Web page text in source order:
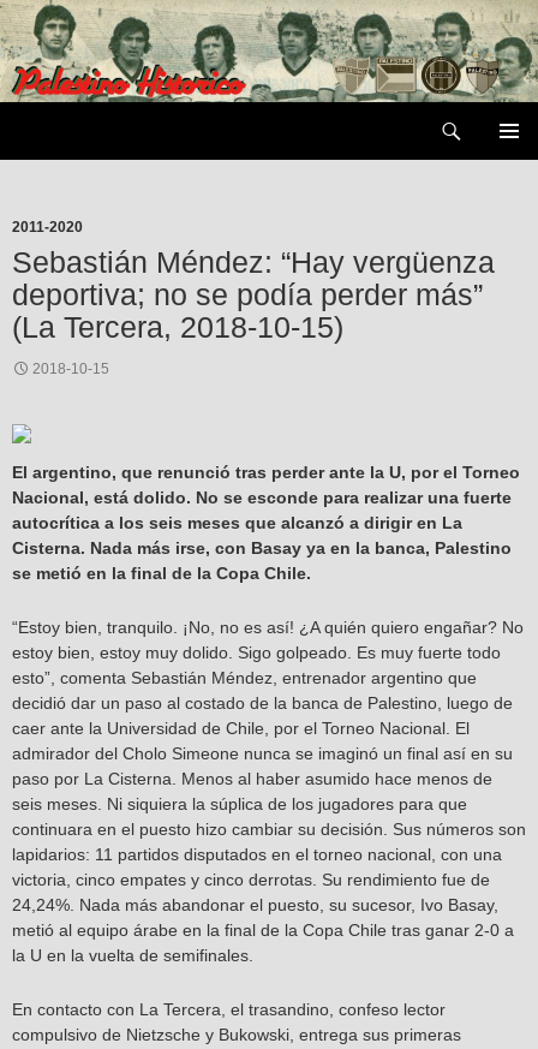
Saltar
al
contenido
2011-2020
Sebastián Méndez: “Hay vergüenza
deportiva; no se podía perder más”
(La Tercera, 2018-10-15)
2018-10-15
El argentino, que renunció tras perder ante la U, por el Torneo
Nacional, está dolido. No se esconde para realizar una fuerte
autocrítica a los seis meses que alcanzó a dirigir en La
Cisterna. Nada más irse, con Basay ya en la banca, Palestino
se metió en la final de la Copa Chile.
“Estoy bien, tranquilo. ¡No, no es así! ¿A quién quiero engañar? No
estoy bien, estoy muy dolido. Sigo golpeado. Es muy fuerte todo
esto”, comenta Sebastián Méndez, entrenador argentino que
decidió dar un paso al costado de la banca de Palestino, luego de
caer ante la Universidad de Chile, por el Torneo Nacional. El
admirador del Cholo Simeone nunca se imaginó un final así en su
paso por La Cisterna. Menos al haber asumido hace menos de
seis meses. Ni siquiera la súplica de los jugadores para que
continuara en el puesto hizo cambiar su decisión. Sus números son
lapidarios: 11 partidos disputados en el torneo nacional, con una
victoria, cinco empates y cinco derrotas. Su rendimiento fue de
24,24%. Nada más abandonar el puesto, su sucesor, Ivo Basay,
metió al equipo árabe en la final de la Copa Chile tras ganar 2-0 a
la U en la vuelta de semifinales.
En contacto con La Tercera, el trasandino, confeso lector
compulsivo de Nietzsche y Bukowski, entrega sus primeras